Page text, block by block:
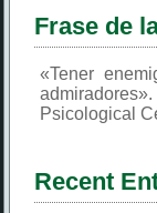
Frase de
«Tener
Psicological
Recent